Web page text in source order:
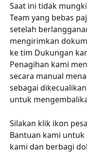
Saat ini tidak
Team yang bebas
setelah
mengirimkan
ke tim Dukungan
Penagihan kami
secara manual
sebagai
untuk
Silakan klik ikon
Bantuan kami
kami dan berbagi